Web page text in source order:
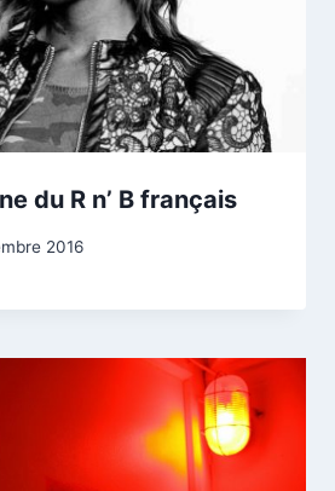
du R n’ B français
2016